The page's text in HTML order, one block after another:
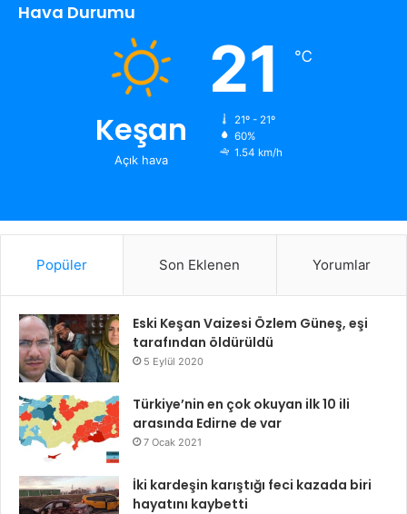
Hava Durumu
Keşan
Açık hava
21 ℃
21º - 21º
60%
1.54 km/h
Popüler Son Eklenen Yorumlar
Eski Keşan Vaizesi Özlem Güneş, eşi
tarafından öldürüldü
5 Eylül 2020
Türkiye’nin en çok okuyan ilk 10 ili
arasında Edirne de var
7 Ocak 2021
İki kardeşin karıştığı feci kazada biri
hayatını kaybetti